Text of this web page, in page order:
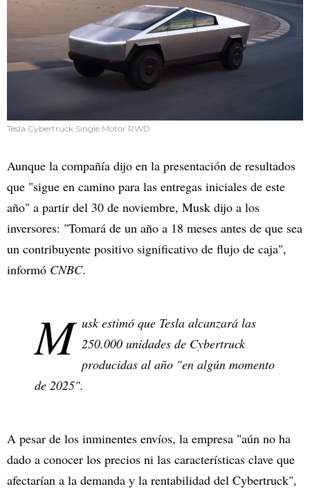
Tesla Cybertruck Single Motor RWD
Aunque la compañía dijo en la presentación de resultados
que "sigue en camino para las entregas iniciales de este
año" a partir del 30 de noviembre, Musk dijo a los
inversores: "Tomará de un año a 18 meses antes de que sea
un contribuyente positivo significativo de flujo de caja",
informó CNBC.
M usk estimó que Tesla alcanzará las
250.000 unidades de Cybertruck
producidas al año "en algún momento
de 2025".
A pesar de los inminentes envíos, la empresa "aún no ha
dado a conocer los precios ni las características clave que
afectarían a la demanda y la rentabilidad del Cybertruck",